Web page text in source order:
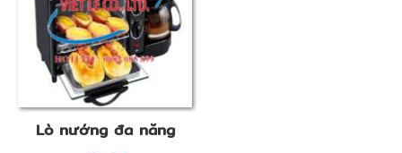
Lò nướng đa năng